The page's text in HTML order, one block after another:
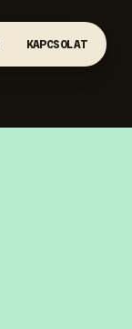
KAPCSOLAT